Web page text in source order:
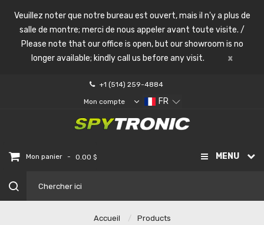
Veuillez noter que notre bureau est ouvert, mais il n'y a plus de
salle de montre; merci de nous appeler avant toute visite. /
Please note that our office is open, but our showroom is no
longer available; kindly call us before any visit.
x
+1 (514) 259-4884
Mon compte FR
MENU
Mon panier - 0.00 $
Accueil
Products